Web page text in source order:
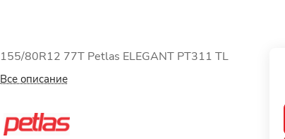
155/80R12 77T Petlas ELEGANT PT311 TL
Все описание